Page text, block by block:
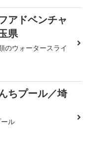
アドベンチャ
県
のウォータースライ
ちプール／埼
ル